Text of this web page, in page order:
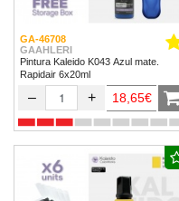
GA-46708
GAAHLERI
Pintura Kaleido K043 Azul mate.
Rapidair 6x20ml
– + 18,65€